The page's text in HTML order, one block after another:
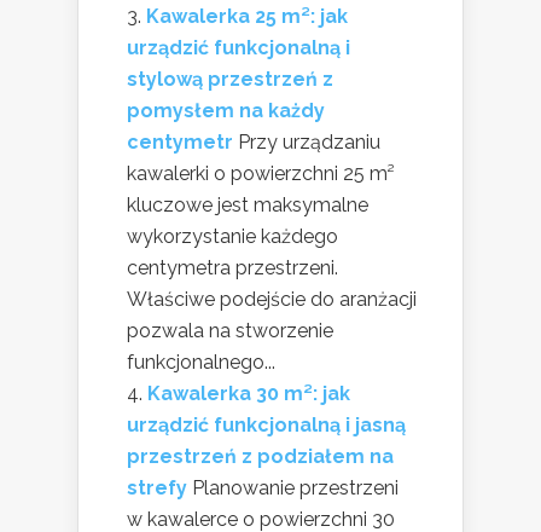
Kawalerka 25 m²: jak
urządzić funkcjonalną i
stylową przestrzeń z
pomysłem na każdy
centymetr Przy urządzaniu
kawalerki o powierzchni 25 m²
kluczowe jest maksymalne
wykorzystanie każdego
centymetra przestrzeni.
Właściwe podejście do aranżacji
pozwala na stworzenie
funkcjonalnego...
Kawalerka 30 m²: jak
urządzić funkcjonalną i jasną
przestrzeń z podziałem na
strefy Planowanie przestrzeni
w kawalerce o powierzchni 30